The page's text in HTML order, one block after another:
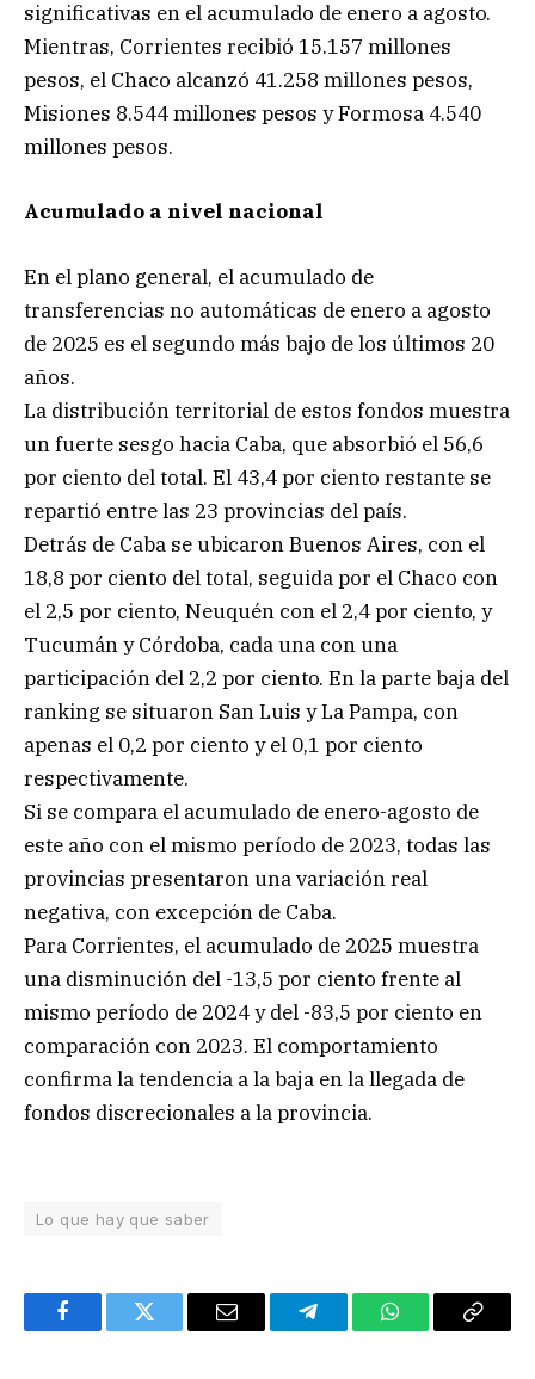
significativas en el acumulado de enero a agosto.
Mientras, Corrientes recibió 15.157 millones
pesos, el Chaco alcanzó 41.258 millones pesos,
Misiones 8.544 millones pesos y Formosa 4.540
millones pesos.
Acumulado a nivel nacional
En el plano general, el acumulado de
transferencias no automáticas de enero a agosto
de 2025 es el segundo más bajo de los últimos 20
años.
La distribución territorial de estos fondos muestra
un fuerte sesgo hacia Caba, que absorbió el 56,6
por ciento del total. El 43,4 por ciento restante se
repartió entre las 23 provincias del país.
Detrás de Caba se ubicaron Buenos Aires, con el
18,8 por ciento del total, seguida por el Chaco con
el 2,5 por ciento, Neuquén con el 2,4 por ciento, y
Tucumán y Córdoba, cada una con una
participación del 2,2 por ciento. En la parte baja del
ranking se situaron San Luis y La Pampa, con
apenas el 0,2 por ciento y el 0,1 por ciento
respectivamente.
Si se compara el acumulado de enero-agosto de
este año con el mismo período de 2023, todas las
provincias presentaron una variación real
negativa, con excepción de Caba.
Para Corrientes, el acumulado de 2025 muestra
una disminución del -13,5 por ciento frente al
mismo período de 2024 y del -83,5 por ciento en
comparación con 2023. El comportamiento
confirma la tendencia a la baja en la llegada de
fondos discrecionales a la provincia.
Lo que hay que saber
FacebookTwitter Email TelegramWhatsAppCopy